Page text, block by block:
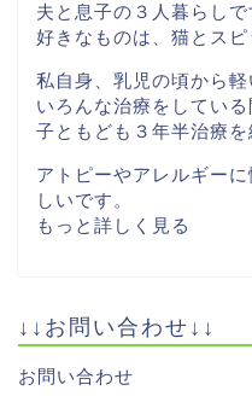
夫と息子の３人暮らしで
好きなものは、猫とスピ
私自身、乳児の頃から軽
いろんな治療をしてい
子ともども３年半治療を
アトピーやアレルギー
しいです。
もっと詳しく見る
↓↓お問い合わせ↓↓
お問い合わせ